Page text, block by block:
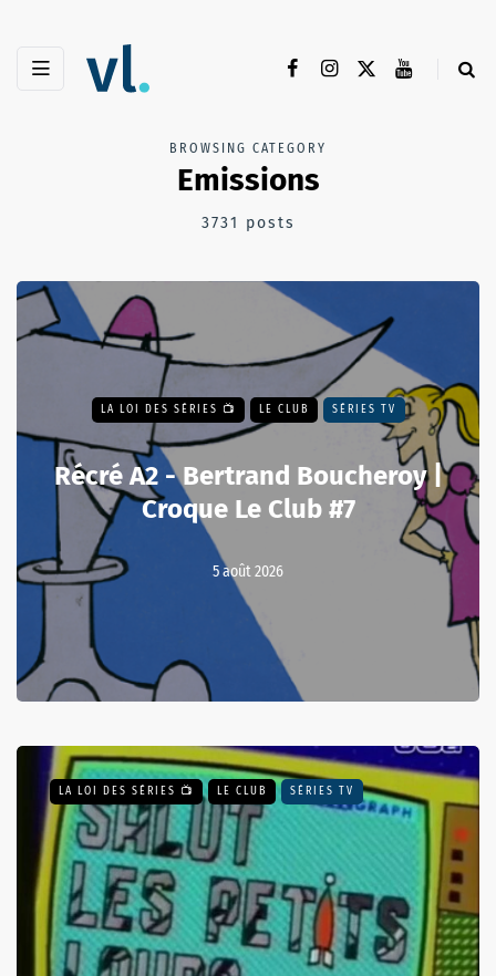
BROWSING CATEGORY
Emissions
3731 posts
LA LOI DES SÉRIES 📺 LE CLUB SÉRIES TV
Récré A2 - Bertrand Boucheroy |
Croque Le Club #7
5 août 2026
LA LOI DES SÉRIES 📺 LE CLUB SÉRIES TV